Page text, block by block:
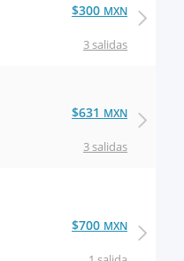
3 salidas
$300 MXN
3 salidas
$631 MXN
$700 MXN